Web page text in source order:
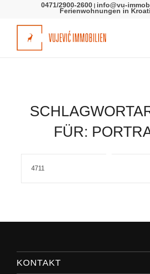
0471/2900-2600 | info@vu-
Ferienwohnungen in
FÜR:
4711
KONTAKT